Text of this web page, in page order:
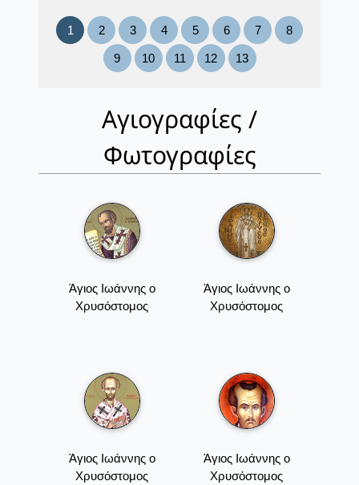
1 2 3 4 5 6 7 8
9 10 11 12 13
Αγιογραφίες /
Φωτογραφίες
Άγιος Ιωάννης ο
Χρυσόστομος
Άγιος Ιωάννης ο
Χρυσόστομος
Άγιος Ιωάννης ο
Χρυσόστομος
Άγιος Ιωάννης ο
Χρυσόστομος